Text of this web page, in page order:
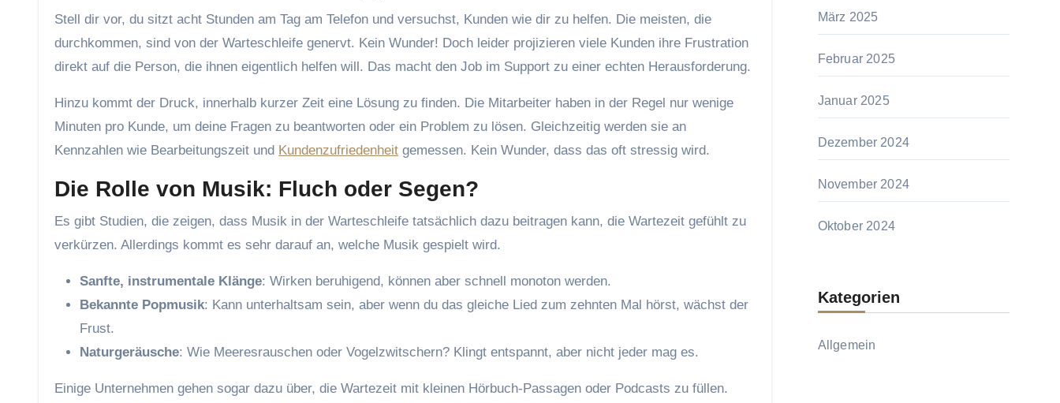
Stell dir vor, du sitzt acht Stunden am Tag am Telefon und versuchst, Kunden wie dir zu helfen. Die meisten, die
durchkommen, sind von der Warteschleife genervt. Kein Wunder! Doch leider projizieren viele Kunden ihre Frustration
direkt auf die Person, die ihnen eigentlich helfen will. Das macht den Job im Support zu einer echten Herausforderung.
Hinzu kommt der Druck, innerhalb kurzer Zeit eine Lösung zu finden. Die Mitarbeiter haben in der Regel nur wenige
Minuten pro Kunde, um deine Fragen zu beantworten oder ein Problem zu lösen. Gleichzeitig werden sie an
Kennzahlen wie Bearbeitungszeit und Kundenzufriedenheit gemessen. Kein Wunder, dass das oft stressig wird.
Die Rolle von Musik: Fluch oder Segen?
Es gibt Studien, die zeigen, dass Musik in der Warteschleife tatsächlich dazu beitragen kann, die Wartezeit gefühlt zu
verkürzen. Allerdings kommt es sehr darauf an, welche Musik gespielt wird.
Sanfte, instrumentale Klänge: Wirken beruhigend, können aber schnell monoton werden.
Bekannte Popmusik: Kann unterhaltsam sein, aber wenn du das gleiche Lied zum zehnten Mal hörst, wächst der
Frust.
Naturgeräusche: Wie Meeresrauschen oder Vogelzwitschern? Klingt entspannt, aber nicht jeder mag es.
Einige Unternehmen gehen sogar dazu über, die Wartezeit mit kleinen Hörbuch-Passagen oder Podcasts zu füllen.
März 2025
Februar 2025
Januar 2025
Dezember 2024
November 2024
Oktober 2024
Kategorien
Allgemein